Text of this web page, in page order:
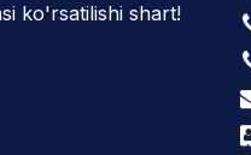
ko'rsatilishi shart!